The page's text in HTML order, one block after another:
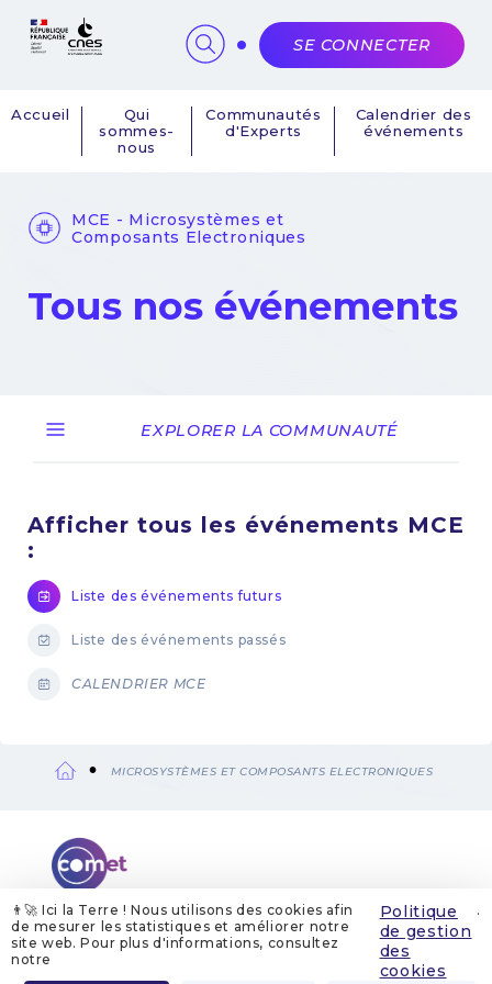
👨‍🚀 Ici la Terre ! Nous utilisons des cookies afin
de mesurer les statistiques et améliorer notre
site web. Pour plus d'informations, consultez
notre
Politique
de gestion
des
cookies
.
Navigation
Accueil
Qui
sommes-
nous
Communautés
d'Experts
Calendrier des
événements
SE CONNECTER
MCE - Microsystèmes et
Composants Electroniques
Tous nos événements
EXPLORER LA COMMUNAUTÉ
Afficher tous les événements MCE
:
Liste des événements futurs
Liste des événements passés
CALENDRIER MCE
d'Ariane
MICROSYSTÈMES ET COMPOSANTS ELECTRONIQUES
QUI SOMMES-NOUS
MENTIONS LÉGALES
GESTION DES COOKIES
POLITIQUE DE GESTION DES COOKIES